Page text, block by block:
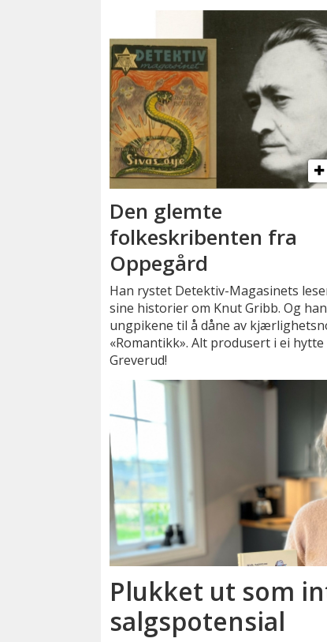
Den glemte
folkeskribenten fra
Oppegård
Han rystet Detektiv-Magasinets
sine historier om Knut Gribb. Og
ungpikene til å dåne av
«Romantikk». Alt produsert i ei hytte
Greverud!
Plukket ut som
salgspotensial